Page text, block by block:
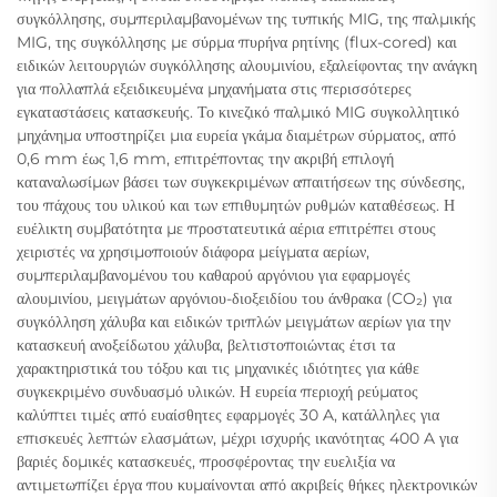
συγκόλλησης, συμπεριλαμβανομένων της τυπικής MIG, της παλμικής
MIG, της συγκόλλησης με σύρμα πυρήνα ρητίνης (flux-cored) και
ειδικών λειτουργιών συγκόλλησης αλουμινίου, εξαλείφοντας την ανάγκη
για πολλαπλά εξειδικευμένα μηχανήματα στις περισσότερες
εγκαταστάσεις κατασκευής. Το κινεζικό παλμικό MIG συγκολλητικό
μηχάνημα υποστηρίζει μια ευρεία γκάμα διαμέτρων σύρματος, από
0,6 mm έως 1,6 mm, επιτρέποντας την ακριβή επιλογή
καταναλωσίμων βάσει των συγκεκριμένων απαιτήσεων της σύνδεσης,
του πάχους του υλικού και των επιθυμητών ρυθμών καταθέσεως. Η
ευέλικτη συμβατότητα με προστατευτικά αέρια επιτρέπει στους
χειριστές να χρησιμοποιούν διάφορα μείγματα αερίων,
συμπεριλαμβανομένου του καθαρού αργόνιου για εφαρμογές
αλουμινίου, μειγμάτων αργόνιου-διοξειδίου του άνθρακα (CO₂) για
συγκόλληση χάλυβα και ειδικών τριπλών μειγμάτων αερίων για την
κατασκευή ανοξείδωτου χάλυβα, βελτιστοποιώντας έτσι τα
χαρακτηριστικά του τόξου και τις μηχανικές ιδιότητες για κάθε
συγκεκριμένο συνδυασμό υλικών. Η ευρεία περιοχή ρεύματος
καλύπτει τιμές από ευαίσθητες εφαρμογές 30 A, κατάλληλες για
επισκευές λεπτών ελασμάτων, μέχρι ισχυρής ικανότητας 400 A για
βαριές δομικές κατασκευές, προσφέροντας την ευελιξία να
αντιμετωπίζει έργα που κυμαίνονται από ακριβείς θήκες ηλεκτρονικών